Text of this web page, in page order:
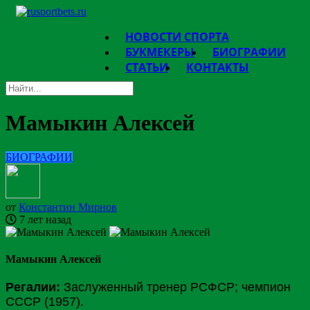
НОВОСТИ СПОРТА
БУКМЕКЕРЫ
БИОГРАФИИ
СТАТЬИ
КОНТАКТЫ
Мамыкин Алексей
БИОГРАФИИ
от Константин Мирнов
7 лет назад
Мамыкин Алексей
Регалии: Заслуженный тренер РСФСР; чемпион
СССР (1957).